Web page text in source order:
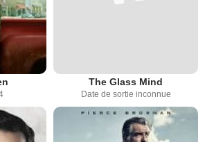
The Glass Mind
Date de sortie inconnue